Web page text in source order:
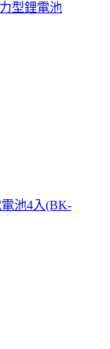
型鋰電池
電池4入(BK-